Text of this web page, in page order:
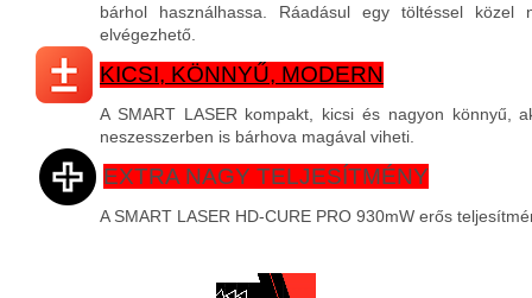
bárhol használhassa. Ráadásul egy töltéssel közel
elvégezhető.
KICSI, KÖNNYŰ, MODERN
A SMART LASER kompakt, kicsi és nagyon könnyű,
neszesszerben is bárhova magával viheti.
EXTRA NAGY TELJESÍTMÉNY
A SMART LASER HD-CURE PRO 930mW erős